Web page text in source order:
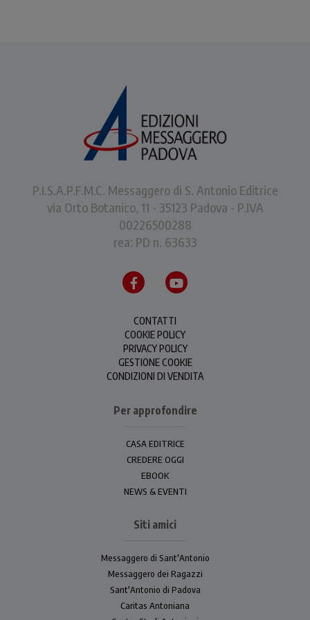
P.I.S.A.P.F.M.C. Messaggero di S. Antonio Editrice
via Orto Botanico, 11 - 35123 Padova - P.IVA
00226500288
rea: PD n. 63633
CONTATTI
COOKIE POLICY
PRIVACY POLICY
GESTIONE COOKIE
CONDIZIONI DI VENDITA
Per approfondire
CASA EDITRICE
CREDERE OGGI
EBOOK
NEWS & EVENTI
Siti amici
Messaggero di Sant'Antonio
Messaggero dei Ragazzi
Sant'Antonio di Padova
Caritas Antoniana